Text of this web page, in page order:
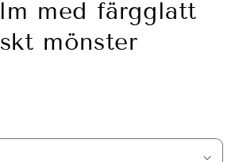
med färgglatt
mönster